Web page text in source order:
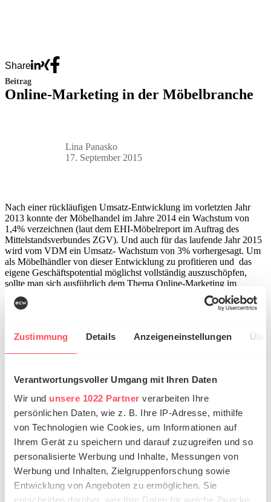
Zustimmung Details Anzeigeneinstellungen
Verantwortungsvoller Umgang mit Ihren Daten
Wir und unsere 1022 Partner verarbeiten Ihre
persönlichen Daten, wie z. B. Ihre IP-Adresse, mithilfe
von Technologien wie Cookies, um Informationen auf
Ihrem Gerät zu speichern und darauf zuzugreifen und so
personalisierte Werbung und Inhalte, Messungen von
Werbung und Inhalten, Zielgruppenforschung sowie
Entwicklung von Angeboten zu ermöglichen. Sie
entscheiden darüber, wer Ihre Daten für welche Zwecke
Share
Beitrag
Online-Marketing in der Möbelbranche
Lina Panasko
17. September 2015
Nach einer rückläufigen Umsatz-Entwicklung im vorletzten Jahr
2013 konnte der Möbelhandel im Jahre 2014 ein Wachstum von
1,4% verzeichnen (laut dem EHI-Möbelreport im Auftrag des
Mittelstandsverbundes ZGV). Und auch für das laufende Jahr 2015
wird vom VDM ein Umsatz- Wachstum von 3% vorhergesagt. Um
als Möbelhändler von dieser Entwicklung zu profitieren und das
eigene Geschäftspotential möglichst vollständig auszuschöpfen,
sollte man sich ausführlich dem Thema Online-Marketing im
Möbelhandel widmen.
dazu?
Die wichtigsten Teilbereiche stellen wir Ihnen im Folgenden vor.
Anzumerken ist, dass auch wenn es sich um die wichtigsten handelt,
Gewicht fallen. Welche Online-Marketing-Maßnahmen für den
eigenen Möbelhandel schlussendlich infrage kommen, hängt von
der eigenen Zielgruppe ab.
SEO – Suchmaschinenoptimierung als
Basis erfolgreichen Online-Marketings
für Möbel